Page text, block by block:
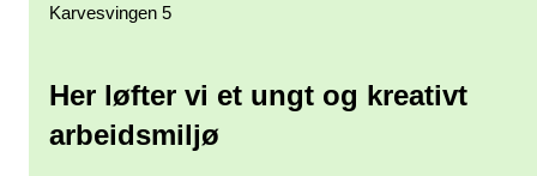
Karvesvingen 5
Her løfter vi et ungt og kreativt
arbeidsmiljø